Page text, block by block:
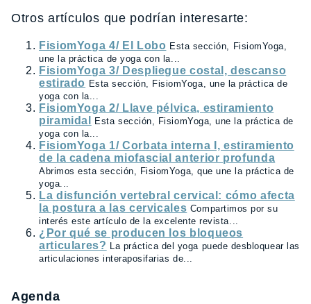
Otros artículos que podrían interesarte:
FisiomYoga 4/ El Lobo Esta sección, FisiomYoga,
une la práctica de yoga con la...
FisiomYoga 3/ Despliegue costal, descanso
estirado Esta sección, FisiomYoga, une la práctica de
yoga con la...
FisiomYoga 2/ Llave pélvica, estiramiento
piramidal
Esta sección, FisiomYoga, une la práctica de
yoga con la...
FisiomYoga 1/ Corbata interna I, estiramiento
de la cadena miofascial anterior profunda
Abrimos esta sección, FisiomYoga, que une la práctica de
yoga...
La disfunción vertebral cervical: cómo afecta
la postura a las cervicales Compartimos por su
interés este artículo de la excelente revista...
¿Por qué se producen los bloqueos
articulares?
La práctica del yoga puede desbloquear las
articulaciones interaposifarias de...
Agenda